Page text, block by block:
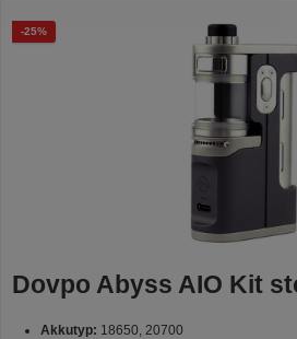
Bildergalerie überspringen
-25%Rabatt
Dovpo Abyss AIO Kit
Akkutyp: 18650, 20700